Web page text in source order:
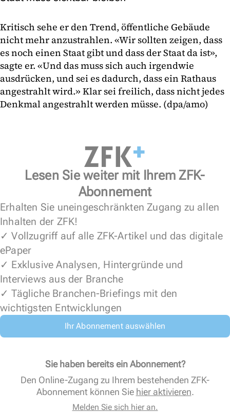
Kritisch sehe er den Trend, öffentliche Gebäude
nicht mehr anzustrahlen. «Wir sollten zeigen, dass
es noch einen Staat gibt und dass der Staat da ist»,
sagte er. «Und das muss sich auch irgendwie
ausdrücken, und sei es dadurch, dass ein Rathaus
angestrahlt wird.» Klar sei freilich, dass nicht jedes
Denkmal angestrahlt werden müsse. (dpa/amo)
Lesen Sie weiter mit Ihrem ZFK-
Abonnement
Erhalten Sie uneingeschränkten Zugang zu allen
Inhalten der ZFK!
✓ Vollzugriff auf alle ZFK-Artikel und das digitale
ePaper
✓ Exklusive Analysen, Hintergründe und
Interviews aus der Branche
✓ Tägliche Branchen-Briefings mit den
wichtigsten Entwicklungen
Ihr Abonnement auswählen
Sie haben bereits ein Abonnement?
Den Online-Zugang zu Ihrem bestehenden ZFK-
Abonnement können Sie hier aktivieren.
Melden Sie sich hier an.